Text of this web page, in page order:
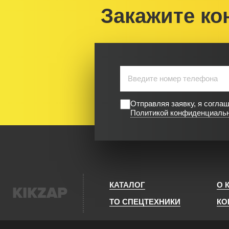
Закажите
Отправляя заявку, я
Политикой
KIKZAP КАТАЛОГ
О
ТО СПЕЦТЕХНИКИ